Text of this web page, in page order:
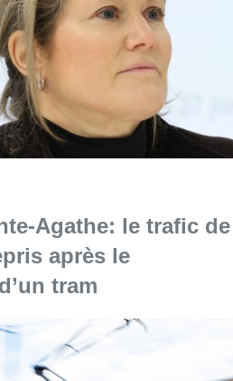
après le
tram
l'article "Berchem-Sainte-Agathe: